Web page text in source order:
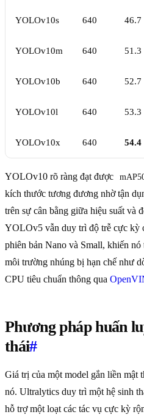
YOLOv10s 640 46.7
YOLOv10m 640 51.3
YOLOv10b 640 52.7
YOLOv10l 640 53.3
YOLOv10x 640 54.4
YOLOv10 rõ ràng đạt được
kích thước tương đương nhờ tận
trên sự cân bằng giữa hiệu suất và
YOLOv5 vẫn duy trì độ trễ cực kỳ
phiên bản Nano và Small, khiến
môi trường nhúng bị hạn chế như
CPU tiêu chuẩn thông qua
Phương pháp huấn
thái#
Giá trị của một model gắn liền mật
nó. Ultralytics duy trì một hệ sinh
hỗ trợ một loạt các tác vụ cực kỳ